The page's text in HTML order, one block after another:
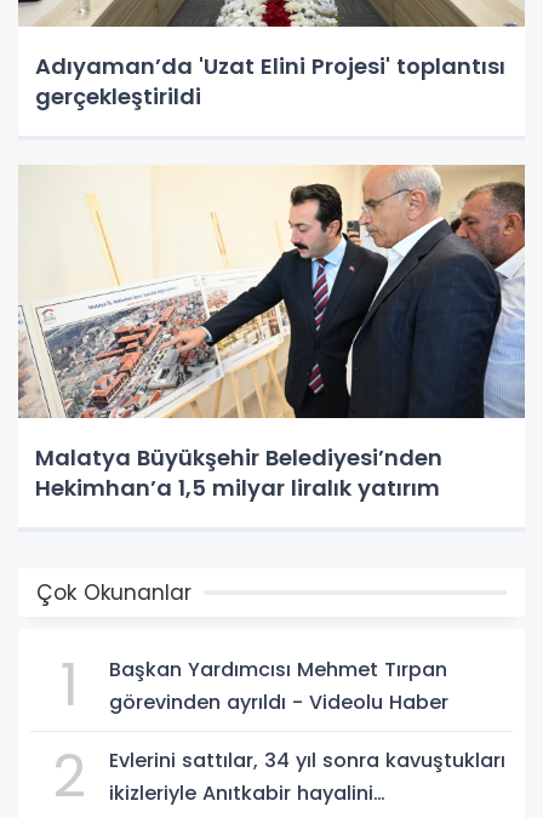
Adıyaman’da 'Uzat Elini Projesi' toplantısı
gerçekleştirildi
Malatya Büyükşehir Belediyesi’nden
Hekimhan’a 1,5 milyar liralık yatırım
Çok Okunanlar
1
Başkan Yardımcısı Mehmet Tırpan
görevinden ayrıldı - Videolu Haber
2
Evlerini sattılar, 34 yıl sonra kavuştukları
ikizleriyle Anıtkabir hayalini